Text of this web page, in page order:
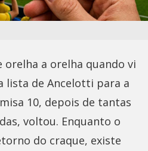
orelha a orelha quando vi
lista de Ancelotti para a
10, depois de tantas
voltou. Enquanto o
do craque, existe